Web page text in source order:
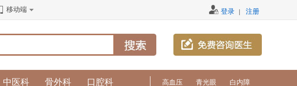
移动端 登录 注册
中医科 骨外科 口腔科 高血压 青光眼 白内障